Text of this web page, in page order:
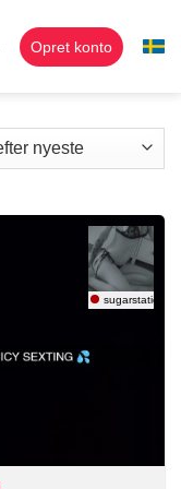
Opret konto
sugarstatic